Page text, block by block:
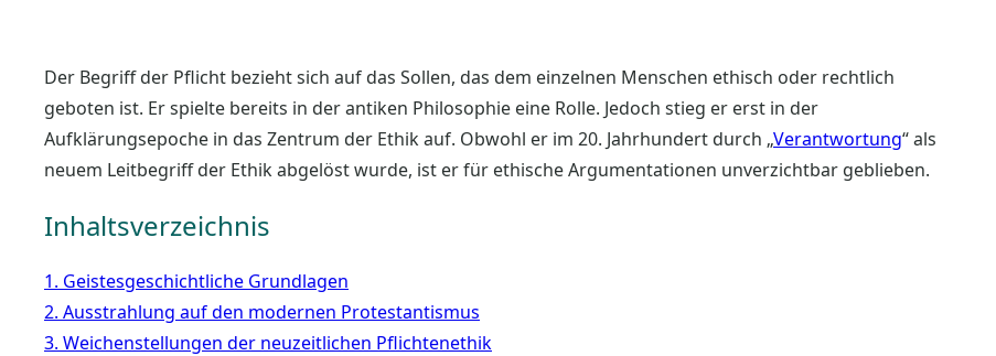
Der Begriff der Pflicht bezieht sich auf das Sollen, das dem einzelnen Menschen ethisch oder rechtlich
geboten ist. Er spielte bereits in der antiken Philosophie eine Rolle. Jedoch stieg er erst in der
Aufklärungsepoche in das Zentrum der Ethik auf. Obwohl er im 20. Jahrhundert durch „Verantwortung“ als
neuem Leitbegriff der Ethik abgelöst wurde, ist er für ethische Argumentationen unverzichtbar geblieben.
Inhaltsverzeichnis
1. Geistesgeschichtliche Grundlagen
2. Ausstrahlung auf den modernen Protestantismus
3. Weichenstellungen der neuzeitlichen Pflichtenethik